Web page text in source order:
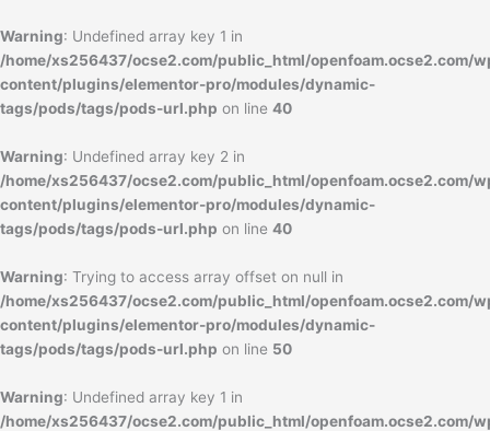
Warning: Undefined array key 1 in
/home/xs256437/ocse2.com/public_html/openfoam.ocse2.com/
content/plugins/elementor-pro/modules/dynamic-
tags/pods/tags/pods-url.php on line 40
Warning: Undefined array key 2 in
/home/xs256437/ocse2.com/public_html/openfoam.ocse2.com/
content/plugins/elementor-pro/modules/dynamic-
tags/pods/tags/pods-url.php on line 40
Warning: Trying to access array offset on null in
/home/xs256437/ocse2.com/public_html/openfoam.ocse2.com/
content/plugins/elementor-pro/modules/dynamic-
tags/pods/tags/pods-url.php on line 50
Warning: Undefined array key 1 in
/home/xs256437/ocse2.com/public_html/openfoam.ocse2.com/
容
を
ス
キ
プ